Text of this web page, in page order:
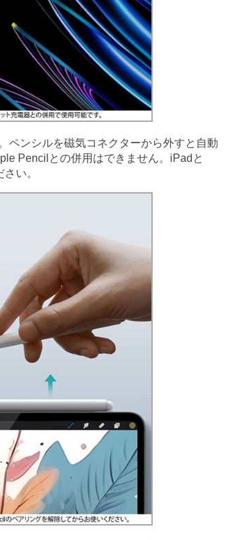
ンシルを磁気コネクターから外すと自動
Pencilとの併用はできません。iPadと
い。